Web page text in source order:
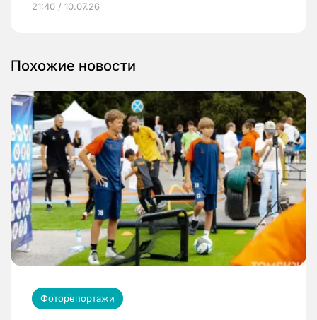
21:40 / 10.07.26
Похожие новости
Фоторепортажи